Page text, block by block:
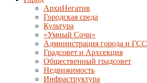
АрхиНегатив
Городская среда
Культура
«Умный Сочи»
Администрация города и ГСС
Градсовет и Архсекция
Общественный градсовет
Недвижимость
Инфраструктура